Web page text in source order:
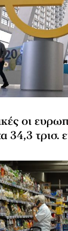
οι
34,3 τρισ.